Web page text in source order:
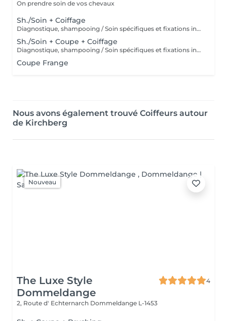
On prendre soin de vos chevaux
Sh./Soin + Coiffage
Diagnostique, shampooing / Soin spécifiques et fixations inclus
Sh./Soin + Coupe + Coiffage
Diagnostique, shampooing / Soin spécifiques et fixations inclus
Coupe Frange
Nous avons également trouvé Coiffeurs autour
de Kirchberg
Nouveau
The Luxe Style
Dommeldange
4
2, Route d' Echternarch Dommeldange L-1453